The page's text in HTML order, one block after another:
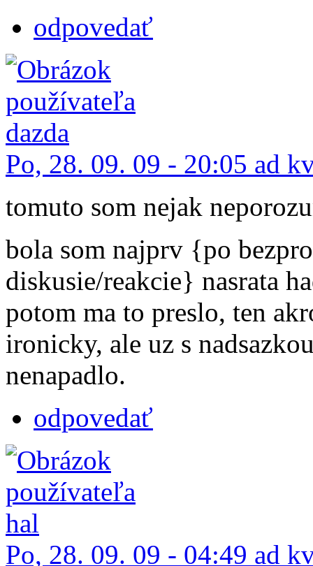
odpovedať
Po, 28. 09. 09 - 20:05 ad
tomuto som nejak
bola som najprv {po
diskusie/reakcie} nasrata
potom ma to preslo, ten
ironicky, ale uz s
nenapadlo.
odpovedať
Po, 28. 09. 09 - 04:49 ad